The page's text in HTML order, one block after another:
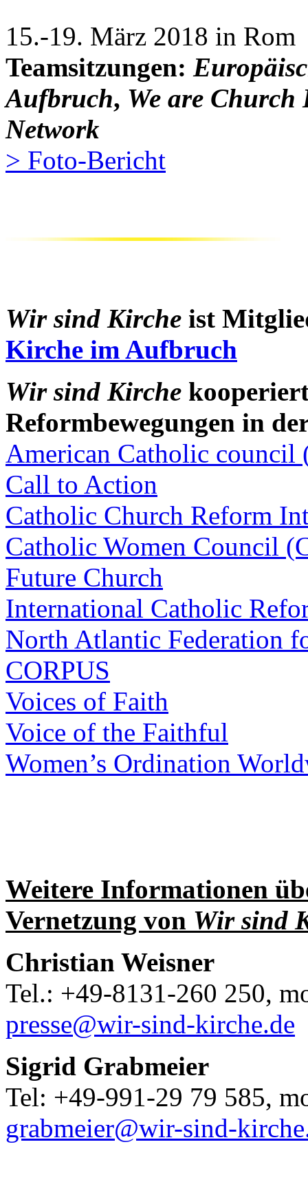
15.-19. März 2018 in Rom
Teamsitzungen:
Aufbruch, We are
Network
> Foto-Bericht
Wir sind Kirche ist
Kirche im Aufbruch
Wir sind Kirche
Reformbewegungen in
American Catholic council
Call to Action
Catholic Church Reform
Catholic Women Council
Future Church
International Catholic
North Atlantic Federation
CORPUS
Voices of Faith
Voice of the Faithful
Women’s Ordination
Weitere Informationen
Vernetzung von Wir sind
Christian Weisner
Tel.: +49-8131-260 250,
presse@wir-sind-kirche.de
Sigrid Grabmeier
Tel: +49-991-29 79 585,
grabmeier@wir-sind-